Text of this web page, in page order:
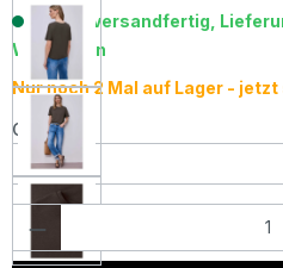
Sofort versandfertig,
Werktagen
Nur noch 2 Mal auf Lager -
Größeauswählen
Produkt Anzahl: